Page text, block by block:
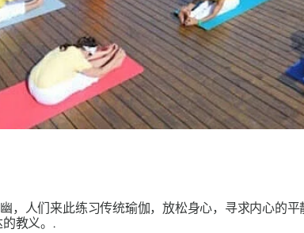
，人们来此练习传统瑜伽，放松身心，寻求内心的
教义。.